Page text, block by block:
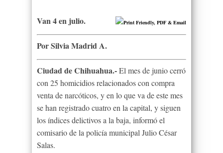
Van 4 en julio.
Por Silvia Madrid A.
Ciudad de Chihuahua.-El mes de junio cerró
con 25 homicidios relacionados con compra
venta de narcóticos, y en lo que va de este mes
se han registrado cuatro en la capital, y siguen
los índices delictivos a la baja, informó el
comisario de la policía municipal Julio César
Salas.